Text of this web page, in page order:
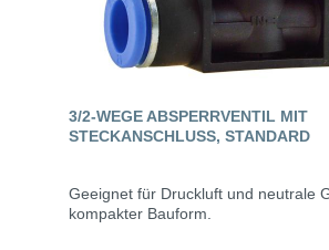
3/2-WEGE ABSPERRVENTIL MIT
STECKANSCHLUSS, STANDARD
Geeignet für Druckluft und neutrale
kompakter Bauform.